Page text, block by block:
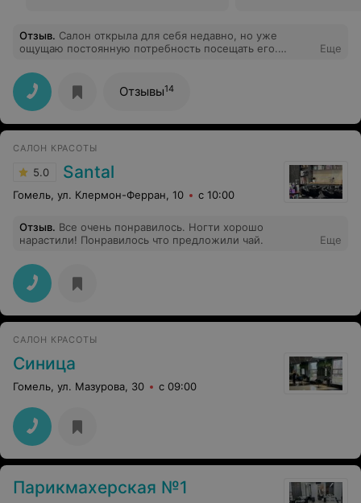
Отзыв. Салон открыла для себя недавно, но уже
ощущаю постоянную потребность посещать его.
доброжелательный персонал, высокое качество
обслуживания - за 1 час посещения обеспечено
отличное настроение на целый день!Отдельная
благодарность парикмахеру Елене за мастерство и
участие, творческий подход к делу. Помогла советом и
оставит равнодушным никого. Хочется прийти еще и
еще. Большое спасибо, девочки, за талант делать
человека красивым! Стану посещать салон регулярно и
рекомендую всем.
Еще
Отзывы14
САЛОН КРАСОТЫ
5.0 Santal
Гомель, ул. Клермон-Ферран, 10 с 10:00
Отзыв. Все очень понравилось. Ногти хорошо
нарастили! Понравилось что предложили чай.
Еще
САЛОН КРАСОТЫ
Синица
Гомель, ул. Мазурова, 30 с 09:00
Парикмахерская №1